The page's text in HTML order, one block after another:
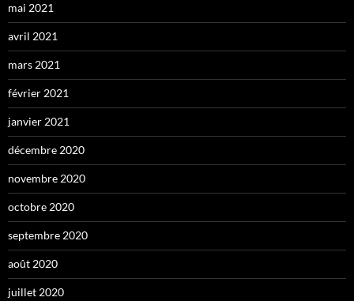
mai 2021
avril 2021
mars 2021
février 2021
janvier 2021
décembre 2020
novembre 2020
octobre 2020
septembre 2020
août 2020
juillet 2020